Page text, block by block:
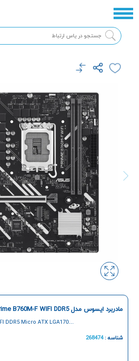
مادربرد ایسوس مدل Prime B760M-F WIFI DDR5
DDR5 Micro ATX LGA1700
شناسه :268474